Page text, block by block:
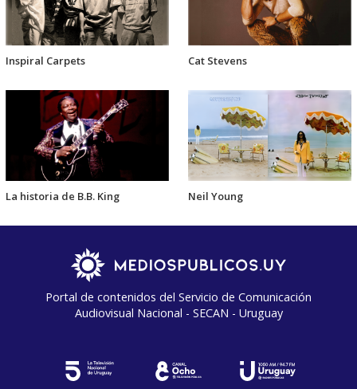
Inspiral Carpets Cat Stevens
La historia de B.B. King Neil Young
Portal de contenidos del Servicio de Comunicación
Audiovisual Nacional - SECAN - Uruguay